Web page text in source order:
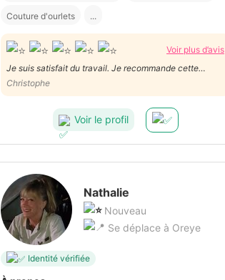
Couture d'ourlets ...
Voir plus d’avis
Je suis satisfait du travail. Je recommande cette
prestataire qui est très sympathique également.
Christophe
Voir le profil
Nathalie
Nouveau
Se déplace à Oreye
Identité vérifiée